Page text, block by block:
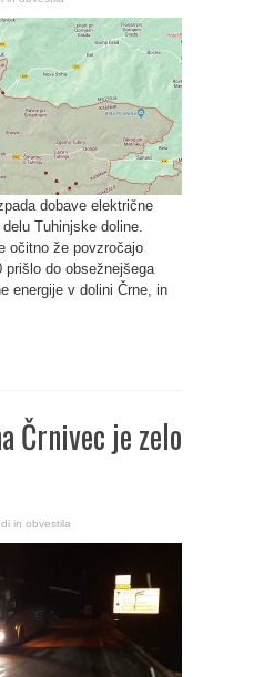
dobave električne
Tuhinjske doline.
očitno že povzročajo
do obsežnejšega
energije v dolini Črne, in
Črnivec je zelo
in obvestila